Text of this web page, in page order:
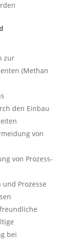
zur
(Methan
den Einbau
von
von Prozess-
Prozesse
bei